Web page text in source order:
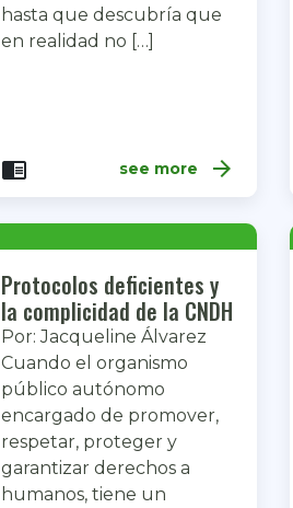
hasta que descubría que
en realidad no […]
chrome_reader_mode see more arrow_forward
Protocolos deficientes y
la complicidad de la CNDH
Por: Jacqueline Álvarez
Cuando el organismo
público autónomo
encargado de promover,
respetar, proteger y
garantizar derechos a
humanos, tiene un